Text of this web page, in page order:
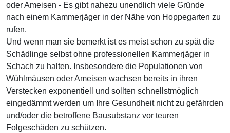
oder Ameisen - Es gibt nahezu unendlich viele Gründe
nach einem Kammerjäger in der Nähe von Hoppegarten zu
rufen.
Und wenn man sie bemerkt ist es meist schon zu spät die
Schädlinge selbst ohne professionellen Kammerjäger in
Schach zu halten. Insbesondere die Populationen von
Wühlmäusen oder Ameisen wachsen bereits in ihren
Verstecken exponentiell und sollten schnellstmöglich
eingedämmt werden um Ihre Gesundheit nicht zu gefährden
und/oder die betroffene Bausubstanz vor teuren
Folgeschäden zu schützen.